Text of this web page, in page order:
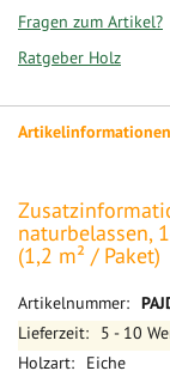
Fragen zum Artikel?
Ratgeber Holz
Artikelinformationen
naturbelassen,
(1,2 m² / Paket)
Mehr
Informationen5 - 10
Eiche